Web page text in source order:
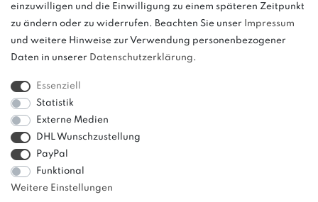
einzuwilligen und die Einwilligung zu einem späteren Zeitpunkt
zu ändern oder zu widerrufen. Beachten Sie unser
Impressum
und weitere Hinweise zur Verwendung personenbezogener
Daten in unserer Daten­schutz­erklärung.
Essenziell
Statistik
Externe Medien
DHL Wunschzustellung
PayPal
Funktional
Weitere Einstellungen
Sinne einer Preisermäßigung, sondern lediglich
einen Preisvergleich zur unverbindlichen
Preisempfehlung seitens des Herstellers dar.